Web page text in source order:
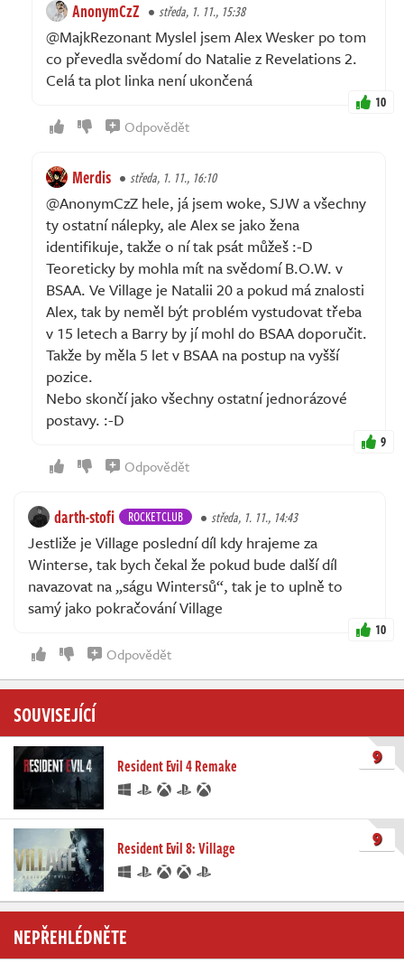
AnonymCzZ středa, 1. 11., 15:38
@MajkRezonant Myslel jsem Alex Wesker po tom
co převedla svědomí do Natalie z Revelations 2.
Celá ta plot linka není ukončená
10
Odpovědět
Merdis středa, 1. 11., 16:10
@AnonymCzZ hele, já jsem woke, SJW a všechny
ty ostatní nálepky, ale Alex se jako žena
identifikuje, takže o ní tak psát můžeš :⁠-⁠D
Teoreticky by mohla mít na svědomí B.O.W. v
BSAA. Ve Village je Natalii 20 a pokud má znalosti
Alex, tak by neměl být problém vystudovat třeba
v 15 letech a Barry by jí mohl do BSAA doporučit.
Takže by měla 5 let v BSAA na postup na vyšší
pozice.
Nebo skončí jako všechny ostatní jednorázové
postavy. :⁠-⁠D
9
Odpovědět
darth-stofi ROCKETCLUB středa, 1. 11., 14:43
Jestliže je Village poslední díl kdy hrajeme za
Winterse, tak bych čekal že pokud bude další díl
navazovat na „ságu Wintersů“, tak je to uplně to
samý jako pokračování Village
10
Odpovědět
SOUVISEJÍCÍ
Resident Evil 4 Remake 9
Resident Evil 8: Village 9
NEPŘEHLÉDNĚTE